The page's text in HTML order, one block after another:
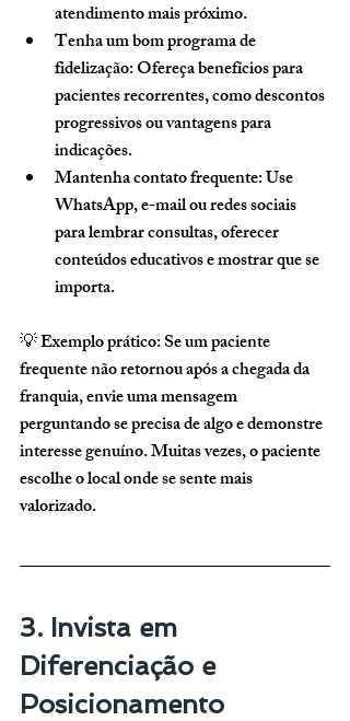
atendimento mais próximo.
Tenha um bom programa de
fidelização: Ofereça benefícios para
pacientes recorrentes, como descontos
progressivos ou vantagens para
indicações.
Mantenha contato frequente: Use
WhatsApp, e-mail ou redes sociais
para lembrar consultas, oferecer
conteúdos educativos e mostrar que se
importa.
💡 Exemplo prático: Se um paciente
frequente não retornou após a chegada da
franquia, envie uma mensagem
perguntando se precisa de algo e demonstre
interesse genuíno. Muitas vezes, o paciente
escolhe o local onde se sente mais
valorizado.
3. Invista em
Diferenciação e
Posicionamento